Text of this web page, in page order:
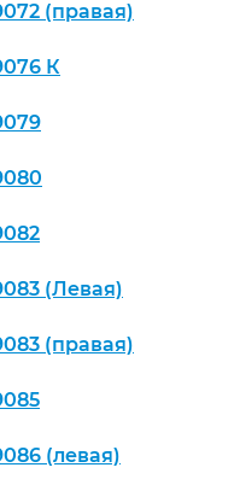
(правая)
К
(Левая)
(правая)
(левая)